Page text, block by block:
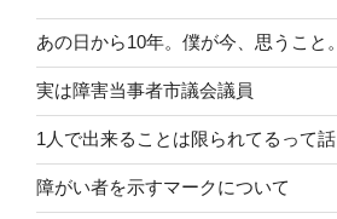
あの日から10年。僕が今、思うこと。
実は障害当事者市議会議員
1人で出来ることは限られてるって話
障がい者を示すマークについて